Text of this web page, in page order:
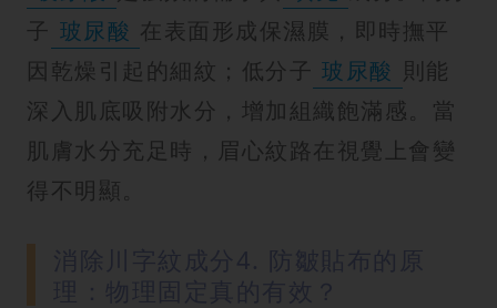
子 玻尿酸 在表面形成保濕膜，即時撫平
因乾燥引起的細紋；低分子 玻尿酸 則能
深入肌底吸附水分，增加組織飽滿感。當
肌膚水分充足時，眉心紋路在視覺上會變
得不明顯。